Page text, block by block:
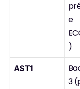
e
)
AST1
3